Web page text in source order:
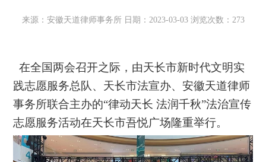
来源：安徽天道律师事务所 日期：2023-03-03 浏览次数：273
在全国两会召开之际，由天长市新时代文明实
践志愿服务总队 、天长市法宣办、安徽天道律师
事务所联合主办的“律动天长 法润千秋”法治宣传
志愿服务活动在天长市吾悦广场隆重举行。